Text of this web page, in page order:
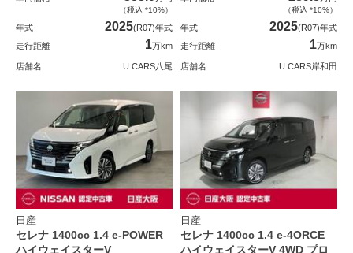
（税込 *10%）
年式 2025(R07)年式
走行距離
1万km
店舗名 U CARS八尾
（税込 *10%）
年式 2025(R07)年式
走行距離
1万km
店舗名 U CARS岸和田
日産
セレナ 1400cc 1.4 e-POWER
ハイウェイスターV
日産
セレナ 1400cc 1.4 e-4ORCE
ハイウェイスターV 4WD プロ